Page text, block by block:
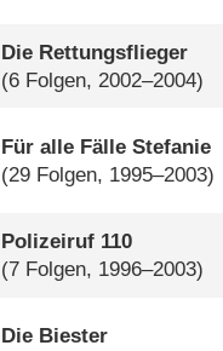
Die Rettungsflieger
(6 Folgen, 2002–2004)
Für alle Fälle Stefanie
(29 Folgen, 1995–2003)
Polizeiruf 110
(7 Folgen, 1996–2003)
Die Biester